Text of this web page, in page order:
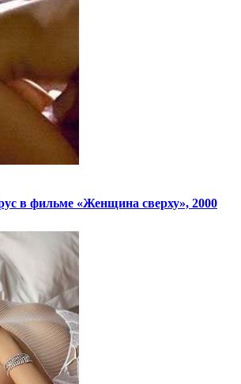
в фильме «Женщина сверху», 2000